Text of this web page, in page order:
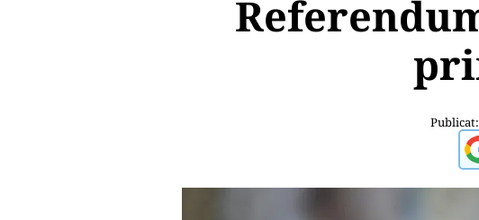
Publicat: